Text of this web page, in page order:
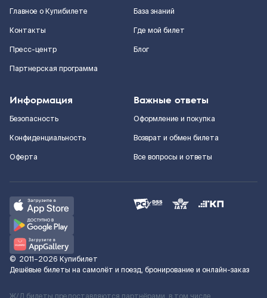
Главное о Купибилете
Контакты
Пресс-центр
Партнерская программа
База знаний
Где мой билет
Блог
Информация
Безопасность
Конфиденциальность
Оферта
Важные ответы
Оформление и покупка
Возврат и обмен билета
Все вопросы и ответы
© 2011–2026 Купибилет
Дешёвые билеты на самолёт и поезд, бронирование и онлайн-заказ